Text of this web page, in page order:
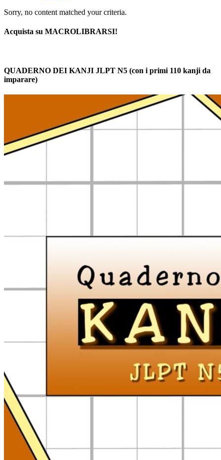
Sorry, no content matched your criteria.
Acquista su MACROLIBRARSI!
QUADERNO DEI KANJI JLPT N5 (con i primi 110 kanji da
imparare)